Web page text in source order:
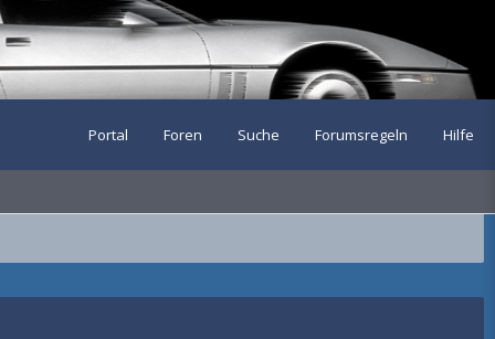
Portal Foren Suche Forumsregeln Hilfe